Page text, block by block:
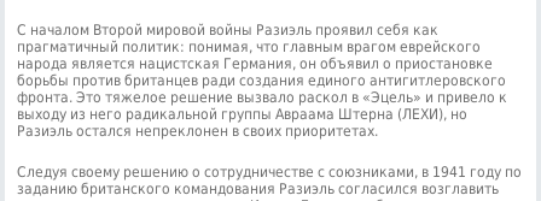
С началом Второй мировой войны Разиэль проявил себя как
прагматичный политик: понимая, что главным врагом еврейского
народа является нацистская Германия, он объявил о приостановке
борьбы против британцев ради создания единого антигитлеровского
фронта. Это тяжелое решение вызвало раскол в «Эцель» и привело к
выходу из него радикальной группы Авраама Штерна (ЛЕХИ), но
Разиэль остался непреклонен в своих приоритетах.
Следуя своему решению о сотрудничестве с союзниками, в 1941 году по
заданию британского командования Разиэль согласился возглавить